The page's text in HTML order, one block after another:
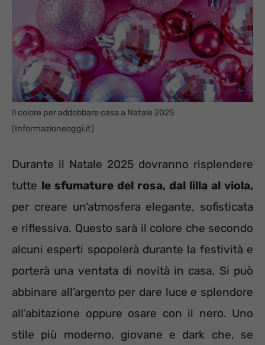
Il colore per addobbare casa a Natale 2025
(Informazioneoggi.it)
Durante il Natale 2025 dovranno risplendere
tutte le sfumature del rosa, dal lilla al viola,
per creare un’atmosfera elegante, sofisticata
e riflessiva. Questo sarà il colore che secondo
alcuni esperti spopolerà durante la festività e
porterà una ventata di novità in casa. Si può
abbinare all’argento per dare luce e splendore
all’abitazione oppure osare con il nero. Uno
stile più moderno, giovane e dark che, se